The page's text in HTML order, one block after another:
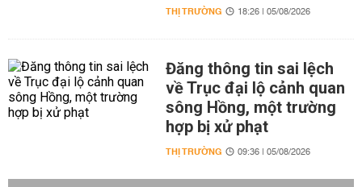
THỊ TRƯỜNG 18:26 | 05/08/2026
Đăng thông tin sai lệch
về Trục đại lộ cảnh quan
sông Hồng, một trường
hợp bị xử phạt
THỊ TRƯỜNG 09:36 | 05/08/2026